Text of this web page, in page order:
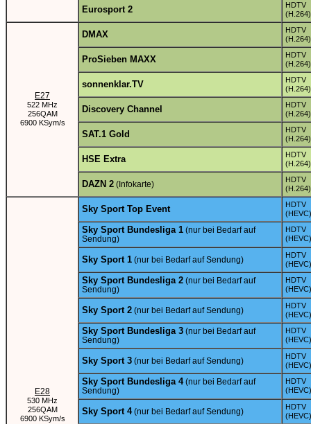
Eurosport 2
HDTV
(H.264)
E27
522 MHz
256QAM
6900 KSym/s
DMAX
HDTV
(H.264)
ProSieben MAXX
HDTV
(H.264)
sonnenklar.TV
HDTV
(H.264)
Discovery Channel
HDTV
(H.264)
SAT.1 Gold
HDTV
(H.264)
HSE Extra
HDTV
(H.264)
DAZN 2 (Infokarte)
HDTV
(H.264)
E28
530 MHz
256QAM
6900 KSym/s
Sky Sport Top Event
HDTV
(HEVC)
Sky Sport Bundesliga 1 (nur bei Bedarf auf
Sendung)
HDTV
(HEVC)
Sky Sport 1 (nur bei Bedarf auf Sendung)
HDTV
(HEVC)
Sky Sport Bundesliga 2 (nur bei Bedarf auf
Sendung)
HDTV
(HEVC)
Sky Sport 2 (nur bei Bedarf auf Sendung)
HDTV
(HEVC)
Sky Sport Bundesliga 3 (nur bei Bedarf auf
Sendung)
HDTV
(HEVC)
Sky Sport 3 (nur bei Bedarf auf Sendung)
HDTV
(HEVC)
Sky Sport Bundesliga 4(nur bei Bedarf auf
Sendung)
HDTV
(HEVC)
Sky Sport 4(nur bei Bedarf auf Sendung)
HDTV
(HEVC)